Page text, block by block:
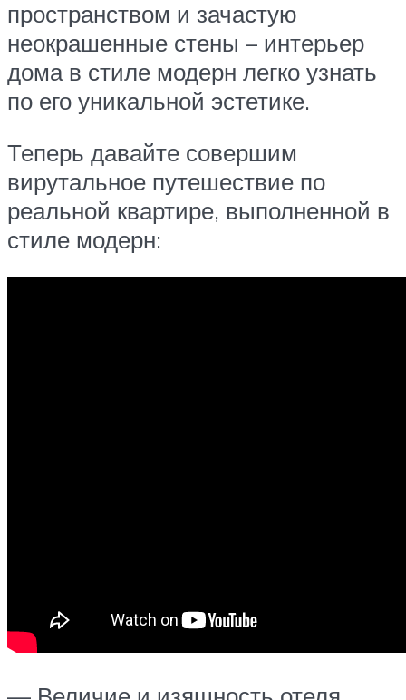
пространством и зачастую
неокрашенные стены – интерьер
дома в стиле модерн легко узнать
по его уникальной эстетике.
Теперь давайте совершим
вирутальное путешествие по
реальной квартире, выполненной в
стиле модерн: